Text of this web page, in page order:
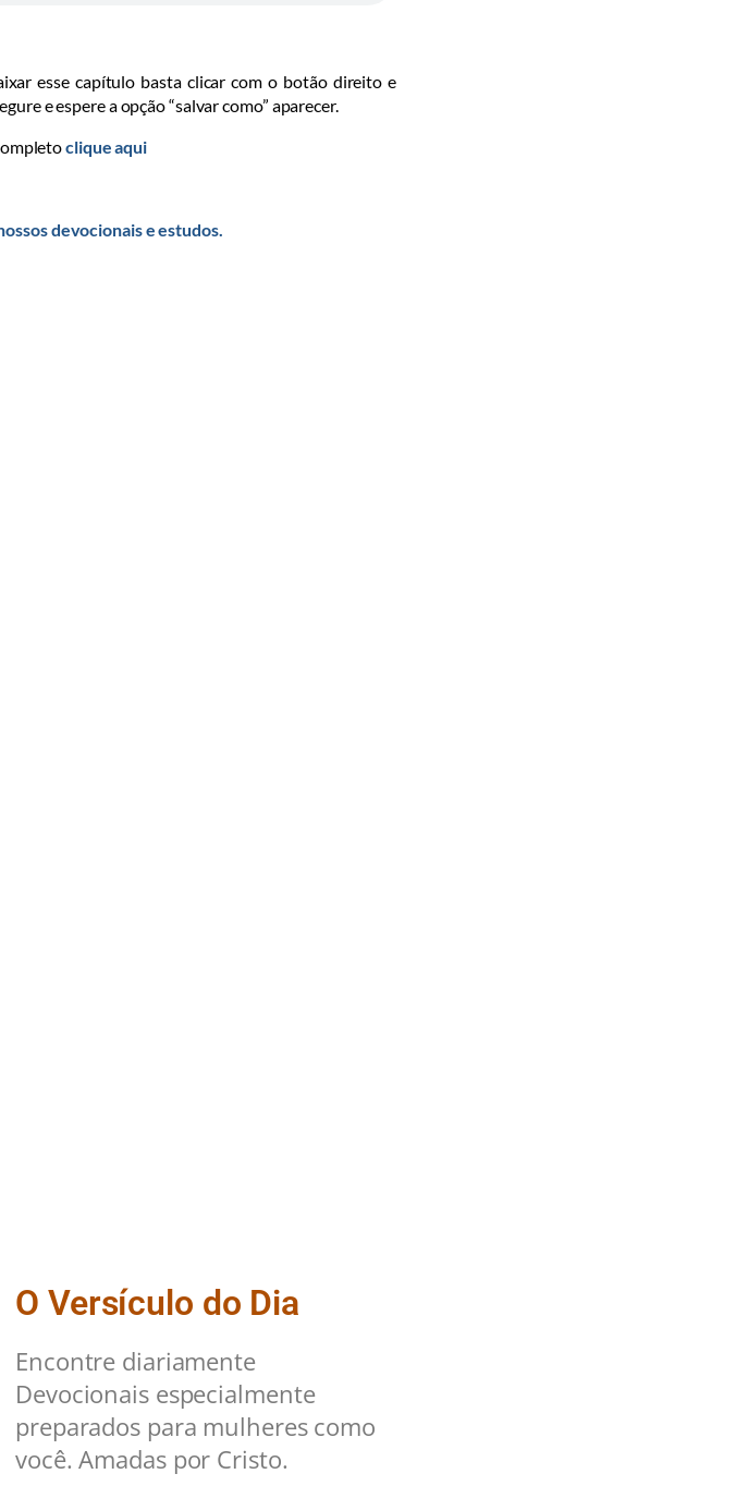
esse capítulo basta clicar com o botão direito e
e espere a opção “salvar como” aparecer.
clique aqui
devocionais e estudos.
O Versículo do Dia
Encontre diariamente
Devocionais especialmente
preparados para mulheres como
você. Amadas por Cristo.